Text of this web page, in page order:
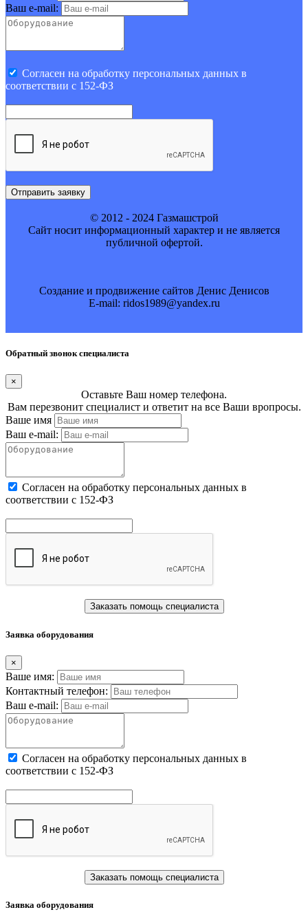
Ваш e-mail:
Cогласен на обработку персональных данных в
соответствии с 152-ФЗ
Отправить заявку
© 2012 - 2024 Газмашстрой
Cайт носит информационный характер и не является
публичной офертой.
Создание и продвижение сайтов Денис Денисов
E-mail: ridos1989@yandex.ru
Обратный звонок специалиста
×
Оставьте Ваш номер телефона.
Вам перезвонит специалист и ответит на все Ваши вропросы.
Ваше имя
Ваш e-mail:
Cогласен на обработку персональных данных в
соответствии с 152-ФЗ
Заказать помощь специалиста
Заявка оборудования
×
Ваше имя:
Контактный телефон:
Ваш e-mail:
Cогласен на обработку персональных данных в
соответствии с 152-ФЗ
Заказать помощь специалиста
Заявка оборудования